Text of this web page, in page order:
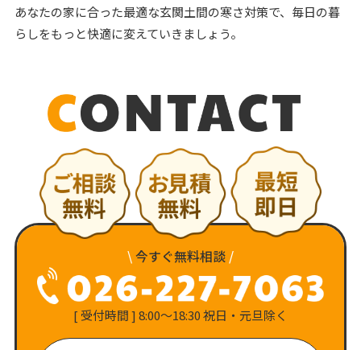
あなたの家に合った最適な玄関土間の寒さ対策で、毎日の暮
らしをもっと快適に変えていきましょう。
\今すぐ無料相談 /
[ 受付時間 ] 8:00〜18:30 祝日・元旦除く